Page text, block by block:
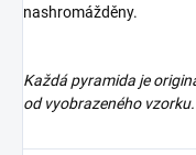
nashromážděny.
Každá pyramida je
od vyobrazeného vzorku.